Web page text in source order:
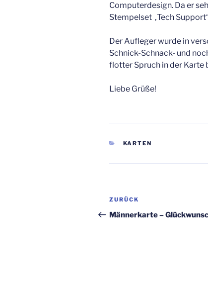
Computerdesign. Da er
Stempelset ‚Tech
Der Aufleger wurde in
Schnick-Schnack- und
flotter Spruch in der Karte
Liebe Grüße!
KATEGORIEN
KARTEN
Vorheriger
Beitrag
ZURÜCK
Männerkarte –